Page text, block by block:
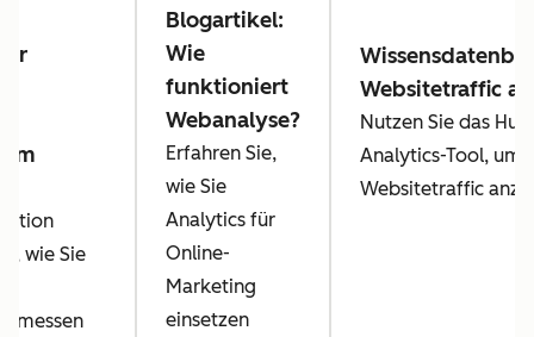
im
wie Sie
messen
Blogartikel:
Wie
funktioniert
Webanalyse?
Erfahren Sie,
wie Sie
Analytics für
Online-
Marketing
einsetzen
Websitetraffic
Nutzen Sie das
Analytics-Tool, um
Websitetraffic